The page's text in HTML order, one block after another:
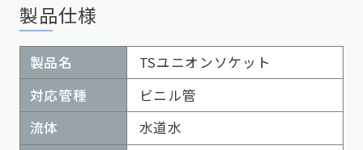
製品仕様
製品名
TSユニオンソケット
対応管種
ビニル管
流体
水道水